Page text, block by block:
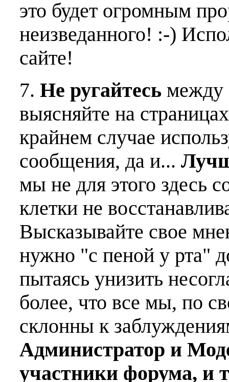
это будет огромным
неизведанного! :-)
сайте!
7. Не ругайтесь между
выясняйте на
крайнем случае
сообщения, да и...
мы не для этого здесь
клетки не
Высказывайте свое
нужно "с пеной у рта"
пытаясь унизить
более, что все мы, по
склонны к
Администратор и
участники форума, и